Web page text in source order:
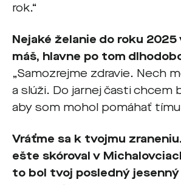
rok.“
Nejaké želanie do roku
máš, hlavne po tom
„Samozrejme zdravie. Nech
a slúži. Do jarnej časti chcem
aby som mohol pomáhať
Vráťme sa k tvojmu
ešte skóroval v
to bol tvoj posledný jesenný